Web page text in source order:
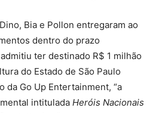
Bia e Pollon entregaram ao
dentro do prazo
ter destinado R$ 1 milhão
do Estado de São Paulo
da Go Up Entertainment, “a
intitulada Heróis Nacionais